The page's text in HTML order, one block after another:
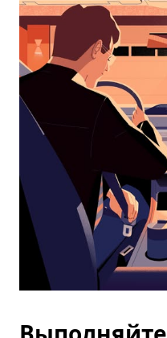
выбрать
дату.
Чтобы
закрыть
календарь,
нажмите
Esc.